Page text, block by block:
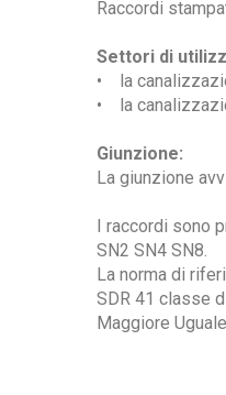
Raccordi
Settori di
• la
• la
Giunzione:
La giunzione
I raccordi sono
SN2 SN4 SN8.
La norma di
SDR 41 classe
Maggiore